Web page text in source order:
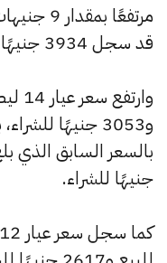
مرتفعًا
قد سجل 3934 جنيهًا للبيع و 3917 جنيهًا للشراء.
جنيهًا للشراء.